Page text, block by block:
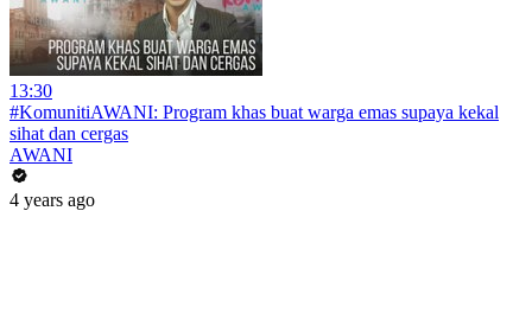
13:30
#KomunitiAWANI: Program khas buat warga emas supaya kekal
sihat dan cergas
AWANI
4 years ago